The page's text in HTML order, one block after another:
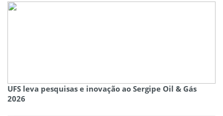
UFS leva pesquisas e inovação ao Sergipe Oil & Gás
2026